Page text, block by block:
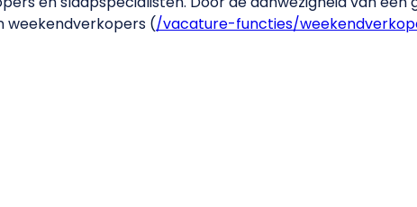
weekendverkopers (/vacature-functies/